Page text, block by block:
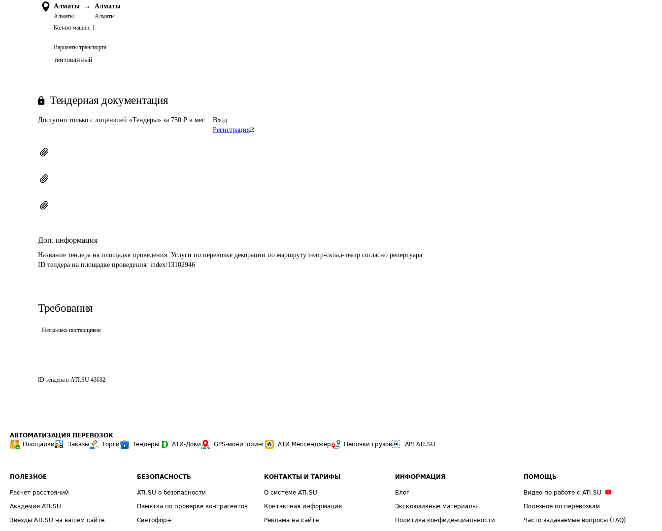
Алматы →
Алматы
Алматы
Алматы
Кол-во машин: 1
Варианты транспорта
тентованный
Тендерная документация
Доступно только с лицензией «Тендеры» за 750 ₽ в мес
Вход
Регистрация
Доп. информация
Название тендера на площадке проведения: Услуги по перевозке декорации по маршруту театр-склад-театр согласно репертуара
ID тендера на площадке проведения: index/13102946
Требования
Несколько поставщиков
ID тендера в ATI.SU 43632
АВТОМАТИЗАЦИЯ ПЕРЕВОЗОК
Площадки
Заказы Торги Тендеры АТИ-Доки GPS-мониторинг АТИ Мессенджер Цепочки грузов API ATI.SU
ПОЛЕЗНОЕ
Расчет расстояний
Академия ATI.SU
Звезды ATI.SU на вашем сайте
БЕЗОПАСНОСТЬ
ATI.SU о безопасности
Памятка по проверке контрагентов
Светофор+
КОНТАКТЫ И ТАРИФЫ
О системе ATI.SU
Контактная информация
Реклама на сайте
ИНФОРМАЦИЯ
Блог
Эксклюзивные материалы
Политика конфиденциальности
ПОМОЩЬ
Видео по работе с ATI.SU
Полезное по перевозкам
Часто задаваемые вопросы (FAQ)